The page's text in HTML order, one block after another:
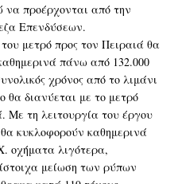
να προέρχονται από την
Επενδύσεων.
μετρό προς τον Πειραιά θα
πάνω από 132.000
χρόνος από το λιμάνι
θα διανύεται με το μετρό
Με τη λειτουργία του έργου
θα κυκλοφορούν καθημερινά
οχήματα λιγότερα,
μείωση των ρύπων